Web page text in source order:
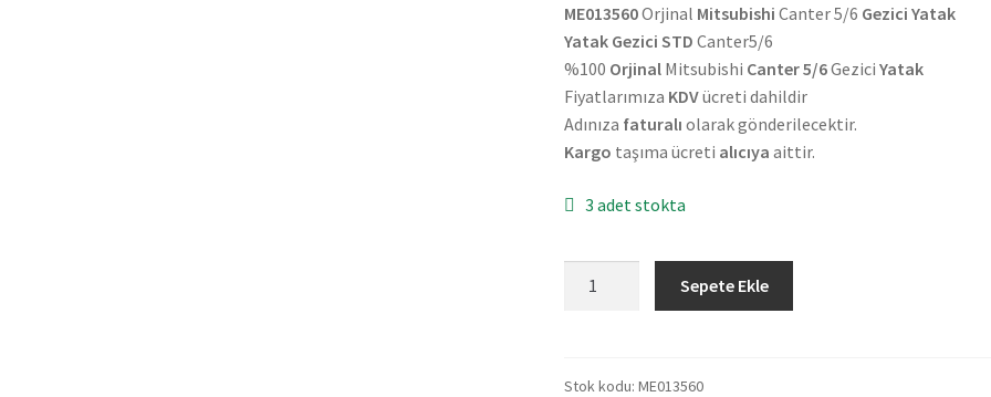
ME013560Orjinal Mitsubishi Canter 5/6 Gezici Yatak
Yatak Gezici STD Canter5/6
%100 Orjinal Mitsubishi Canter 5/6GeziciYatak
Fiyatlarımıza KDVücreti dahildir
Adınıza faturalı olarak gönderilecektir.
Kargo taşıma ücreti alıcıya aittir.
3 adet stokta
Gezici
Sepete Ekle
Stok kodu:ME013560